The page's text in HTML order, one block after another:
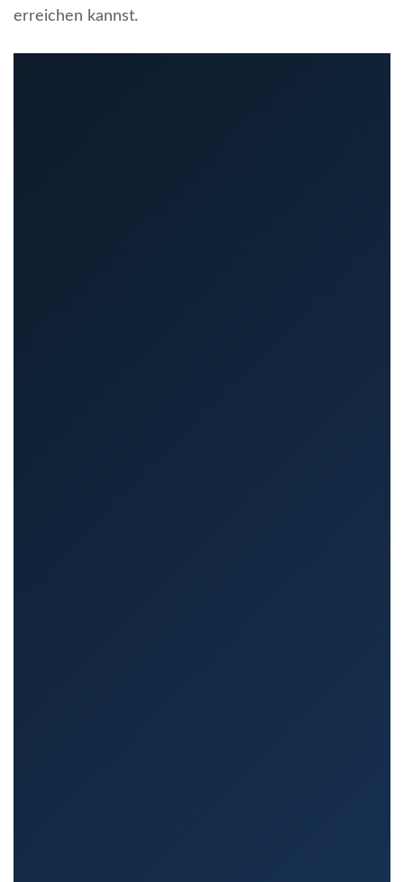
erreichen kannst.